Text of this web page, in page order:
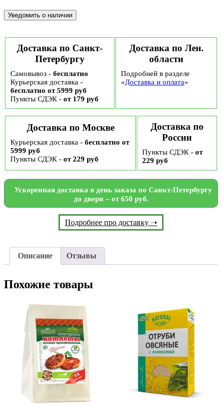
Доставка по Санкт-
Петербургу
Самовывоз - бесплатно
Курьерская доставка -
бесплатно от 5999 руб
Пункты СДЭК - от 179 руб
Доставка по Лен.
области
Подробней в разделе
«Доставка и оплата»
Доставка по Москве
Курьерская доставка - бесплатно от
5999 руб
Пункты СДЭК - от 229 руб
Доставка по
России
Пункты СДЭК - от
229 руб
Ускоренная доставка в день заказа по Санкт-Петербургу
до двери – от 650 руб.
Подробнее про доставку ➝
Описание Отзывы
Похожие товары